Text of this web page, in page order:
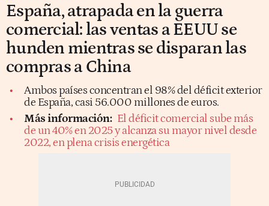
España, atrapada en la guerra
comercial: las ventas a EEUU se
hunden mientras se disparan las
compras a China
Ambos países concentran el 98% del déficit exterior
de España, casi 56.000 millones de euros.
Más información: El déficit comercial sube más
de un 40% en 2025 y alcanza su mayor nivel desde
2022, en plena crisis energética